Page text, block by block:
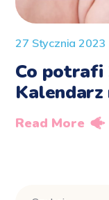
27 Stycznia 2023
Co potrafi
Read More